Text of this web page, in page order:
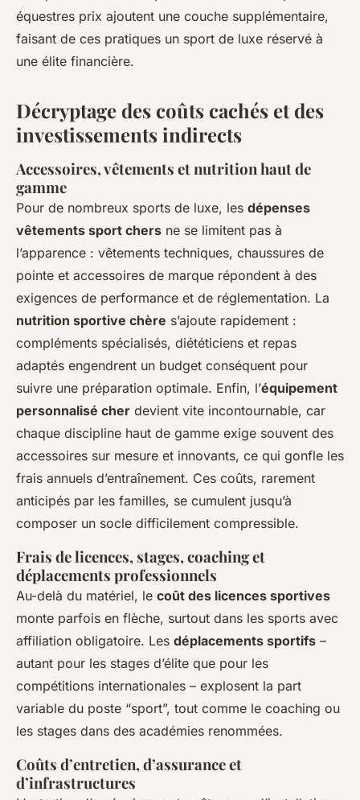
équestres prix ajoutent une couche supplémentaire,
faisant de ces pratiques un sport de luxe réservé à
une élite financière.
Décryptage des coûts cachés et des
investissements indirects
Accessoires, vêtements et nutrition haut de
gamme
Pour de nombreux sports de luxe, les dépenses
vêtements sport chers ne se limitent pas à
l’apparence : vêtements techniques, chaussures de
pointe et accessoires de marque répondent à des
exigences de performance et de réglementation. La
nutrition sportive chère s’ajoute rapidement :
compléments spécialisés, diététiciens et repas
adaptés engendrent un budget conséquent pour
suivre une préparation optimale. Enfin, l’équipement
personnalisé cher devient vite incontournable, car
chaque discipline haut de gamme exige souvent des
accessoires sur mesure et innovants, ce qui gonfle les
frais annuels d’entraînement. Ces coûts, rarement
anticipés par les familles, se cumulent jusqu’à
composer un socle difficilement compressible.
Frais de licences, stages, coaching et
déplacements professionnels
Au-delà du matériel, le coût des licences sportives
monte parfois en flèche, surtout dans les sports avec
affiliation obligatoire. Les déplacements sportifs –
autant pour les stages d’élite que pour les
compétitions internationales – explosent la part
variable du poste “sport”, tout comme le coaching ou
les stages dans des académies renommées.
Coûts d’entretien, d’assurance et
d’infrastructures